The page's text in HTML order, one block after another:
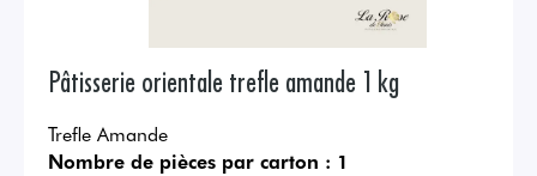
Pâtisserie orientale trefle amande 1 kg
Trefle Amande
Nombre de pièces par carton : 1